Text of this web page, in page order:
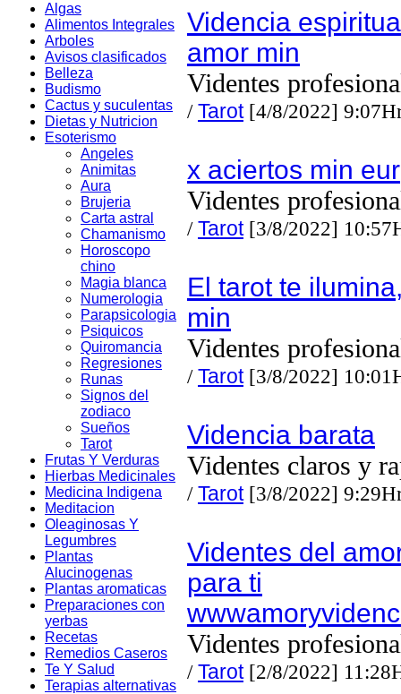
Algas
Alimentos Integrales
Arboles
Avisos clasificados
Belleza
Budismo
Cactus y suculentas
Dietas y Nutricion
Esoterismo
Angeles
Animitas
Aura
Brujeria
Carta astral
Chamanismo
Horoscopo
chino
Magia blanca
Numerologia
Parapsicologia
Psiquicos
Quiromancia
Regresiones
Runas
Signos del
zodiaco
Sueños
Tarot
Frutas Y Verduras
Hierbas Medicinales
Medicina Indigena
Meditacion
Oleaginosas Y
Legumbres
Plantas
Alucinogenas
Plantas aromaticas
Preparaciones con
yerbas
Recetas
Remedios Caseros
Te Y Salud
Terapias alternativas
Videncia
amor min
Videntes
/Tarot[4/8/2022]
x aciertos min eur
Videntes
/Tarot[3/8/2022]
El tarot te
min
Videntes
/Tarot[3/8/2022]
Videncia barata
Videntes claros y
/Tarot[3/8/2022]
Videntes del
para ti
Videntes
/Tarot[2/8/2022]